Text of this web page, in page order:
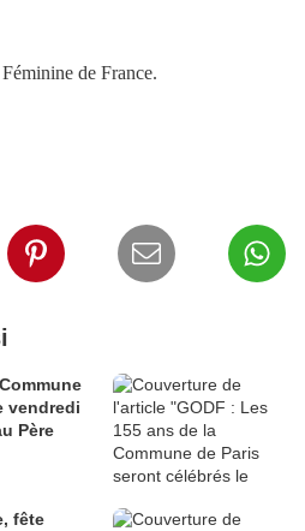
de France.
vendredi
Père
fête